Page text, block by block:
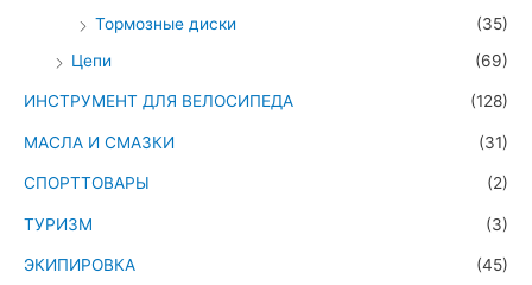
Тормозные диски
(35)
Цепи
(69)
ИНСТРУМЕНТ ДЛЯ ВЕЛОСИПЕДА (128)
МАСЛА И СМАЗКИ (31)
СПОРТТОВАРЫ (2)
ТУРИЗМ (3)
ЭКИПИРОВКА
(45)